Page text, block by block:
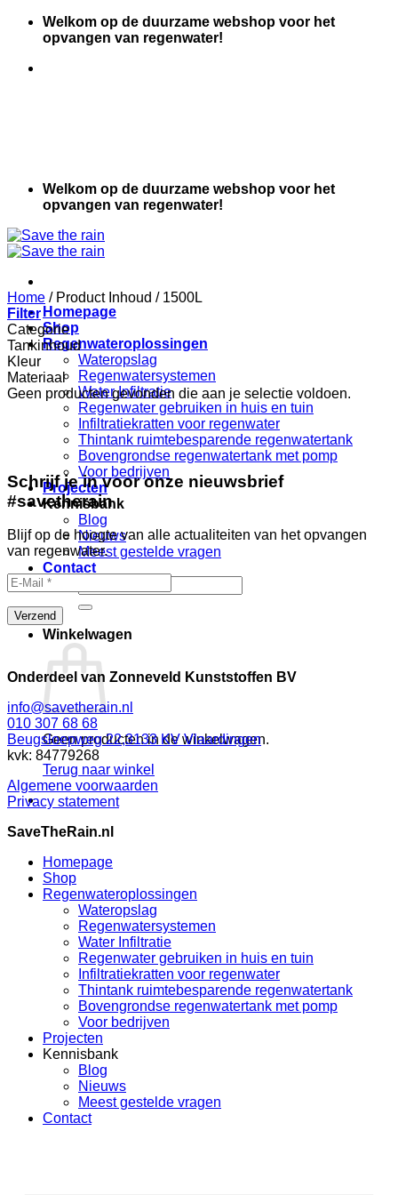
Welkom op de duurzame webshop voor het
opvangen van regenwater!
Welkom op de duurzame webshop voor het
opvangen van regenwater!
Homepage
Shop
Regenwateroplossingen
Wateropslag
Regenwatersystemen
Water Infiltratie
Regenwater gebruiken in huis en tuin
Infiltratiekratten voor regenwater
Thintank ruimtebesparende regenwatertank
Bovengrondse regenwatertank met pomp
Voor bedrijven
Projecten
Kennisbank
Blog
Nieuws
Meest gestelde vragen
Contact
naar:
Winkelwagen
Geen producten in de winkelwagen.
Terug naar winkel
Home /Product Inhoud /1500L
Filter
Categorie
Tankinhoud
Kleur
Materiaal
Geen producten gevonden die aan je selectie voldoen.
Schrijf je in voor onze nieuwsbrief
#savetherain
Blijf op de hoogte van alle actualiteiten van het opvangen
van regenwater.
Onderdeel van Zonneveld Kunststoffen BV
info@savetherain.nl
010 307 68 68
Beugsloepweg 22,3133 KV Vlaardingen
kvk: 84779268
Algemene voorwaarden
Privacy statement
SaveTheRain.nl
Homepage
Shop
Regenwateroplossingen
Wateropslag
Regenwatersystemen
Water Infiltratie
Regenwater gebruiken in huis en tuin
Infiltratiekratten voor regenwater
Thintank ruimtebesparende regenwatertank
Bovengrondse regenwatertank met pomp
Voor bedrijven
Projecten
Kennisbank
Blog
Nieuws
Meest gestelde vragen
Contact